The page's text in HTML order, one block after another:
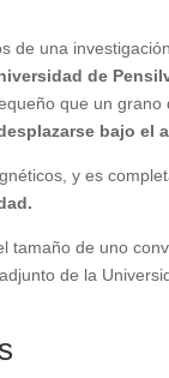
de una
de
que un
bajo el
y es
tamaño de uno
de la